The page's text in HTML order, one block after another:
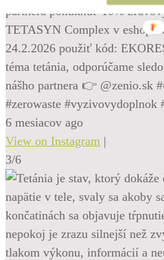
partnera ponúknuť 10%
TETASYN Complex v eshope
24.2.2026 použiť kód:
téma tetánia, odporúčame
nášho partnera 👉 @zenio.sk
#zerowaste #vyzivovydoplnok
6 mesiacov ago
View on Instagram |
3/6